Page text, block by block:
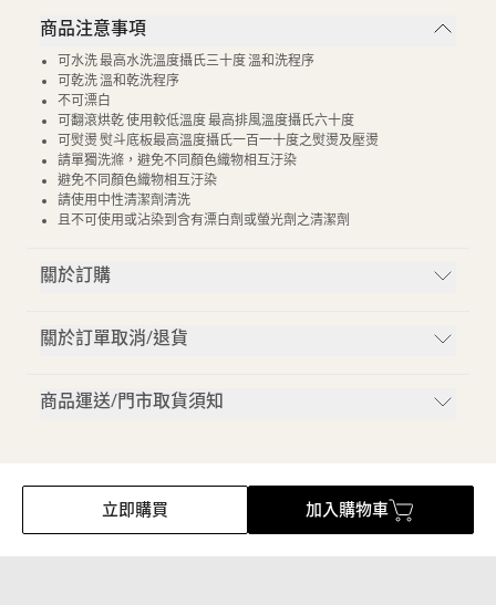
商品注意事項
可水洗 最高水洗溫度攝氏三十度 溫和洗程序
可乾洗 溫和乾洗程序
不可漂白
可翻滾烘乾 使用較低溫度 最高排風溫度攝氏六十度
可熨燙 熨斗底板最高溫度攝氏一百一十度之熨燙及壓燙
請單獨洗滌，避免不同顏色織物相互汙染
避免不同顏色織物相互汙染
請使用中性清潔劑清洗
且不可使用或沾染到含有漂白劑或螢光劑之清潔劑
關於訂購
關於訂單取消/退貨
商品運送/門市取貨須知
立即購買 加入購物車